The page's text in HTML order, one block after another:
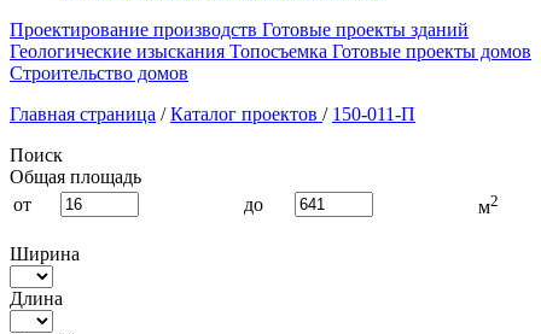
Проектирование производств Готовые проекты зданий
Геологические изыскания Топосъемка Готовые проекты домов
Строительство домов
Главная страница / Каталог проектов / 150-011-П
Поиск
Общая площадь
от
до м2
Ширина
Длина